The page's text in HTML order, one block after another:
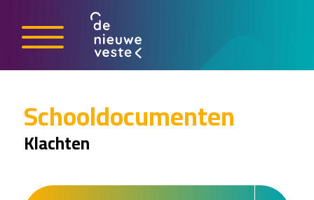
Schooldocumenten
Klachten